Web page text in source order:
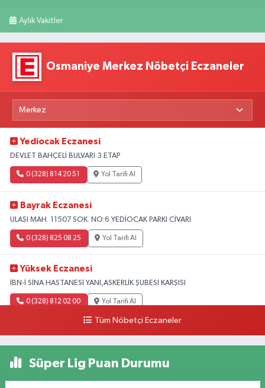
Aylık Vakitler
Osmaniye Merkez Nöbetçi Eczaneler
Yediocak Eczanesi
DEVLET BAHÇELİ BULVARI 3.ETAP
0 (328) 814 20 51 Yol Tarifi Al
Bayrak Eczanesi
ULAŞI MAH. 11507 SOK. NO:6 YEDİOCAK PARKI CİVARI
0 (328) 825 08 25 Yol Tarifi Al
Yüksek Eczanesi
İBN-İ SİNA HASTANESİ YANI,ASKERLİK ŞUBESİ KARŞISI
0 (328) 812 02 00 Yol Tarifi Al
Tüm Nöbetçi Eczaneler
Süper Lig Puan Durumu